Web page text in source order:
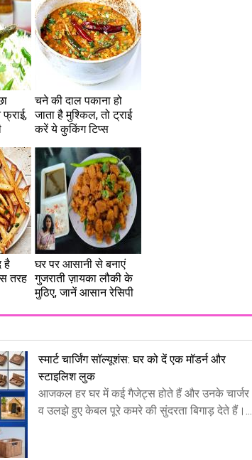
फ्राई,
चने की दाल पकाना हो
जाता है मुश्किल, तो ट्राई
करें ये कुकिंग टिप्स
है
तरह
घर पर आसानी से बनाएं
गुजराती ज़ायका लौकी के
मुठिए, जानें आसान रेसिपी
स्मार्ट चार्जिंग सॉल्यूशंस: घर को दें एक मॉडर्न और
स्टाइलिश लुक
​आजकल हर घर में कई गैजेट्स होते हैं और उनके चार्जर
व उलझे हुए केबल पूरे कमरे की सुंदरता बिगाड़ देते हैं।...